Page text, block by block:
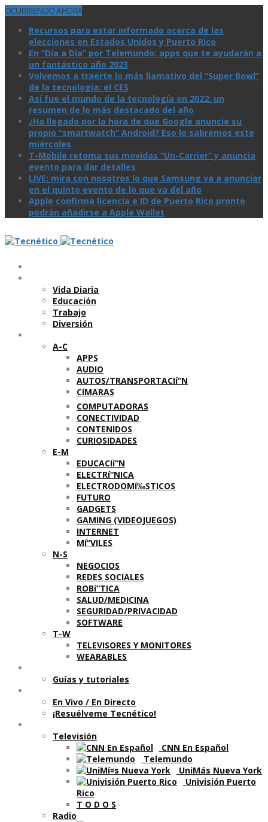
OCURRIENDO AHORA
Recursos para estar informado acerca de las
elecciones en Estados Unidos y Puerto Rico
En “Día a Día” por Telemundo: apps que te ayudarán a
un fantástico año 2023
Volvemos a traerte lo más llamativo del “Super Bowl”
de la tecnologí­a: el CES
Así­ fue el mundo de la tecnologí­a en 2022: un
resumen de lo más destacado del año
¿Ha llegado por la hora de que Google anuncie su
propio “smartwatch” Android? Eso lo sabremos este
miércoles
T-Mobile retoma sus movidas “Un-Carrier” y anuncia
evento para dar detalles
LIVE: mira con nosotros lo que Samsung va a anunciar
en el quinto evento de lo que va del año
Apple confirma licencia e ID de Puerto Rico pronto
podrán añadirse a Apple Wallet
Vida Diaria
Educación
Trabajo
Diversión
A-C
APPS
AUDIO
AUTOS/TRANSPORTACIí“N
CíMARAS
COMPUTADORAS
CONECTIVIDAD
CONTENIDOS
CURIOSIDADES
E-M
EDUCACIí“N
ELECTRí“NICA
ELECTRODOMí‰STICOS
FUTURO
GADGETS
GAMING (VIDEOJUEGOS)
INTERNET
Mí“VILES
N-S
NEGOCIOS
REDES SOCIALES
ROBí“TICA
SALUD/MEDICINA
SEGURIDAD/PRIVACIDAD
SOFTWARE
T-W
TELEVISORES Y MONITORES
WEARABLES
Guí­as y tutoriales
En Vivo / En Directo
¡Resuélveme Tecnético!
Televisión
CNN En Español
Telemundo
UniMás Nueva York
Univisión Puerto
Rico
T O D O S
Radio